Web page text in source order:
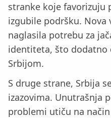
stranke koje favorizuju
izgubile podršku. Nova
naglasila potrebu za
identiteta, što dodatno
Srbijom.
S druge strane, Srbija
izazovima. Unutrašnja
problemi utiču na